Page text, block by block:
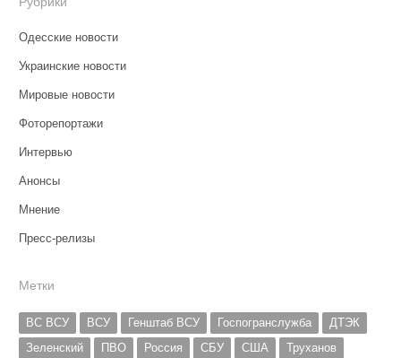
Одесские новости
Украинские новости
Мировые новости
Фоторепортажи
Интервью
Анонсы
Мнение
Пресс-релизы
Метки
ВС ВСУ ВСУ Генштаб ВСУ Госпогранслужба
ДТЭК
Зеленский
ПВО Россия СБУ США
Труханов